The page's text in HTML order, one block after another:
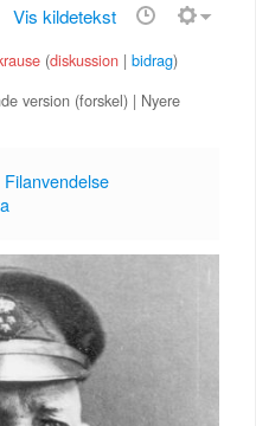
Vis kildetekst
(diskussion |bidrag)
version (forskel) | Nyere
Filanvendelse